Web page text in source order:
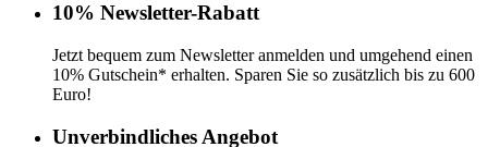
10% Newsletter-Rabatt
Jetzt bequem zum Newsletter anmelden und umgehend einen
10% Gutschein* erhalten. Sparen Sie so zusätzlich bis zu 600
Euro!
Unverbindliches Angebot